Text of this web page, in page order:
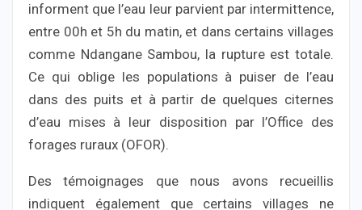
informent que l’eau leur parvient par intermittence,
entre 00h et 5h du matin, et dans certains villages
comme Ndangane Sambou, la rupture est totale.
Ce qui oblige les populations à puiser de l’eau
dans des puits et à partir de quelques citernes
d’eau mises à leur disposition par l’Office des
forages ruraux (OFOR).
Des témoignages que nous avons recueillis
indiquent également que certains villages ne